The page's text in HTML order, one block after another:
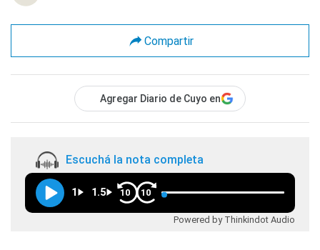
Compartir
Agregar Diario de Cuyo en
Escuchá la nota completa
1 1.5 10 10
Powered by Thinkindot Audio